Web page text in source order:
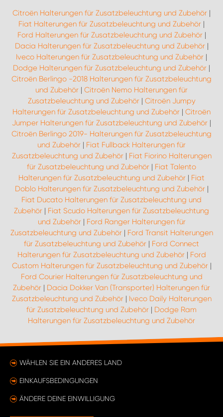
Citroën Halterungen für Zusatzbeleuchtung und Zubehör |
Fiat Halterungen für Zusatzbeleuchtung und Zubehör |
Ford Halterungen für Zusatzbeleuchtung und Zubehör|
Dacia Halterungen für Zusatzbeleuchtung und Zubehör|
Iveco Halterungen für Zusatzbeleuchtung und Zubehör |
Dodge Halterungen für Zusatzbeleuchtung und Zubehör |
Citroën Berlingo -2018 Halterungen für Zusatzbeleuchtung
und Zubehör | Citroën Nemo Halterungen für
Zusatzbeleuchtung und Zubehör| Citroën Jumpy
Halterungen für Zusatzbeleuchtung und Zubehör | Citroën
Jumper Halterungen für Zusatzbeleuchtung und Zubehör |
Citroën Berlingo 2019- Halterungen für Zusatzbeleuchtung
und Zubehör | Fiat Fullback Halterungen für
Zusatzbeleuchtung und Zubehör| Fiat Fiorino Halterungen
für Zusatzbeleuchtung und Zubehör | Fiat Talento
Halterungen für Zusatzbeleuchtung und Zubehör | Fiat
Doblo Halterungen für Zusatzbeleuchtung und Zubehör|
Fiat Ducato Halterungen für Zusatzbeleuchtung und
Zubehör | Fiat Scudo Halterungen für Zusatzbeleuchtung
und Zubehör| Ford Ranger Halterungen für
Zusatzbeleuchtung und Zubehör| Ford Transit Halterungen
für Zusatzbeleuchtung und Zubehör | Ford Connect
Halterungen für Zusatzbeleuchtung und Zubehör| Ford
Custom Halterungen für Zusatzbeleuchtung und Zubehör|
Ford Courier Halterungen für Zusatzbeleuchtung und
Zubehör | Dacia Dokker Van (Transporter) Halterungen für
Zusatzbeleuchtung und Zubehör| Iveco Daily Halterungen
für Zusatzbeleuchtung und Zubehör | Dodge Ram
Halterungen für Zusatzbeleuchtung und Zubehör
WÄHLEN SIE EIN ANDERES LAND
EINKAUFSBEDINGUNGEN
ÄNDERE DEINE EINWILLIGUNG